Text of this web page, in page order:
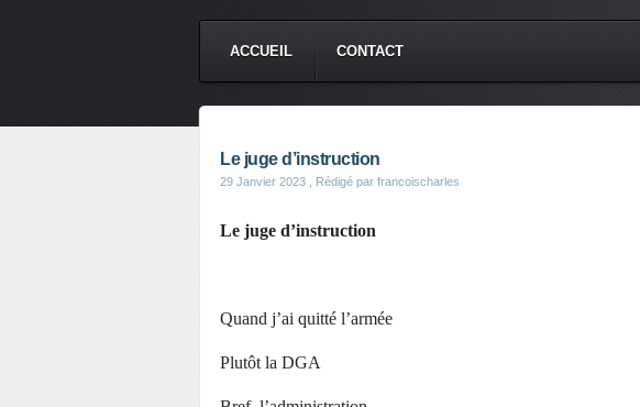
ACCUEIL CONTACT
Le juge d’instruction
29 Janvier 2023 , Rédigé par francoischarles
Le juge d’instruction
Quand j’ai quitté l’armée
Plutôt la DGA